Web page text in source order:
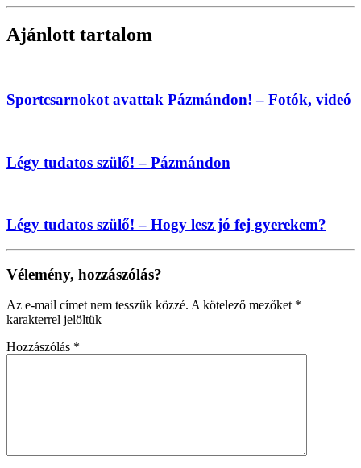
Ajánlott tartalom
Sportcsarnokot avattak Pázmándon! – Fotók, videó
Légy tudatos szülő! – Pázmándon
Légy tudatos szülő! – Hogy lesz jó fej gyerekem?
Vélemény, hozzászólás?
Az e-mail címet nem tesszük közzé. A kötelező mezőket *
karakterrel jelöltük
Hozzászólás *